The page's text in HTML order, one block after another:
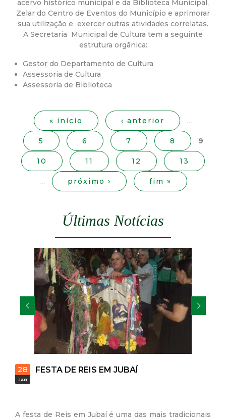
u
n
i
c
p
a
n
u
i
s
acervo histórico municipal e da Biblioteca Municipal,
Zelar do Centro de Eventos do Município e aprimorar
sua utilização e exercer outras atividades correlatas.
A Secretaria Municipal de Cultura tem a seguinte
estrutura orgânica:
Gestor do Departamento de Cultura
Assessoria de Cultura
Assessoria de Biblioteca
n
a
« início ‹ anterior …
5 6 7 8 9
10 11 12 13
… próximo › fim »
Últimas Notícias
28
JAN
FESTA DE REIS EM JUBAÍ
A festa de Reis em Jubaí é uma das mais tradicionais